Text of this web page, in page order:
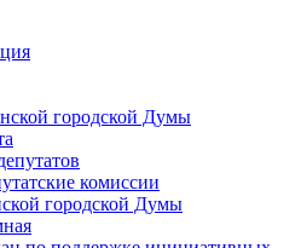
городской Думы
комиссии
городской Думы